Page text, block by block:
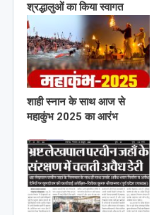
श्रद्धालुओं का किया स्वागत
शाही स्नान के साथ आज से
महाकुंभ 2025 का आरंभ